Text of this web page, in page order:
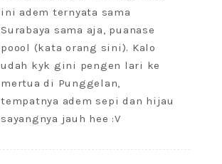
ini adem ternyata sama
Surabaya sama aja, puanase
poool (kata orang sini). Kalo
udah kyk gini pengen lari ke
mertua di Punggelan,
tempatnya adem sepi dan hijau
sayangnya jauh hee :V